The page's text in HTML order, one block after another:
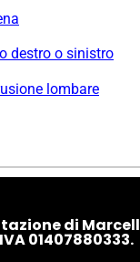
destro o sinistro
lombare
di
01407880333.